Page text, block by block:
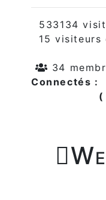
533134
15 visiteurs
34
Connectés :
(
